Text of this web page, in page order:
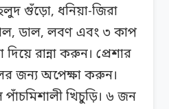
গুঁড়ো, ধনিয়া-জিরা
ডাল, লবণ এবং ৩ কাপ
রান্না করুন। প্রেশার
জন্য অপেক্ষা করুন।
পাঁচমিশালী খিচুড়ি। ৬ জন